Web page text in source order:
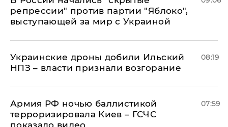
репрессии" против партии "Яблоко",
выступающей за мир с Украиной
Украинские дроны добили Ильский
НПЗ – власти признали возгорание
08:19
Армия РФ ночью баллистикой
терроризировала Киев – ГСЧС
07:59